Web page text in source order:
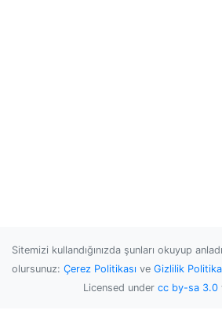
Sitemizi kullandığınızda şunları okuyup
olursunuz: Çerez Politikası ve Gizlilik
Licensed under cc by-sa 3.0